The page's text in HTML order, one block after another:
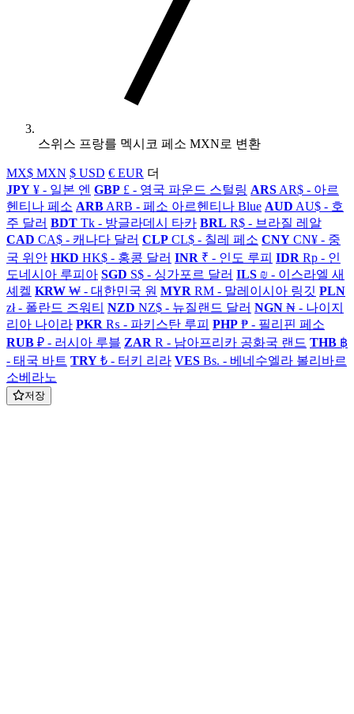
스위스 프랑를 멕시코 페소 MXN로 변환
MX$ MXN $ USD € EUR 더
JPY ¥ - 일본 엔 GBP £ - 영국 파운드 스털링 ARS AR$ - 아르
헨티나 페소 ARB ARB - 페소 아르헨티나 Blue AUD AU$ - 호
주 달러 BDT Tk - 방글라데시 타카 BRL R$ - 브라질 레알
CAD CA$ - 캐나다 달러 CLP CL$ - 칠레 페소 CNY CN¥ - 중
국 위안 HKD HK$ - 홍콩 달러 INR ₹ - 인도 루피 IDR Rp - 인
도네시아 루피아 SGD S$ - 싱가포르 달러 ILS ₪ - 이스라엘 새
셰켈 KRW ₩ - 대한민국 원 MYR RM - 말레이시아 링깃 PLN
zł - 폴란드 즈워티 NZD NZ$ - 뉴질랜드 달러 NGN ₦ - 나이지
리아 나이라 PKR ₨ - 파키스탄 루피 PHP ₱ - 필리핀 페소
RUB ₽ - 러시아 루블 ZAR R - 남아프리카 공화국 랜드 THB ฿
- 태국 바트 TRY ₺ - 터키 리라 VES Bs. - 베네수엘라 볼리바르
소베라노
저장